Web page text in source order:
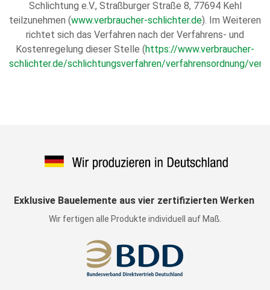
Schlichtung e.V., Straßburger Straße 8, 77694 Kehl
teilzunehmen (www.verbraucher-schlichter.de). Im Weiteren
richtet sich das Verfahren nach der Verfahrens- und
Kostenregelung dieser Stelle (https://www.verbraucher-
schlichter.de/schlichtungsverfahren/verfahrensordnung/
Exklusive Bauelemente aus vier zertifizierten Werken
Wir fertigen alle Produkte individuell auf Maß.